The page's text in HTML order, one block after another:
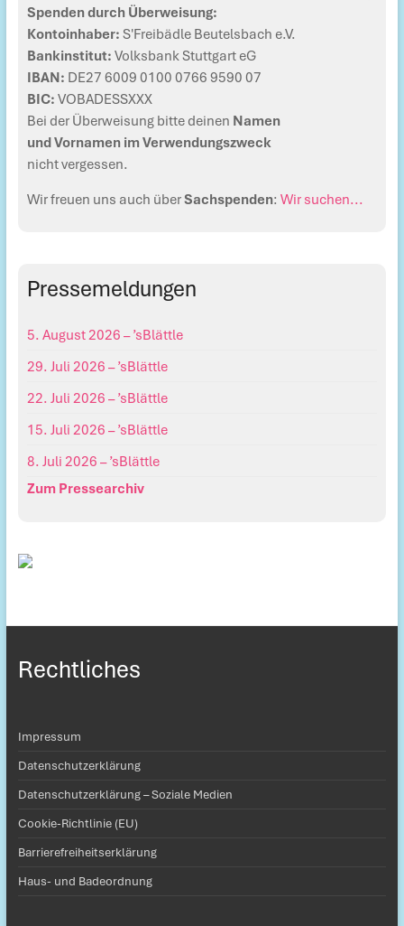
Spenden durch Überweisung:
Kontoinhaber: S'Freibädle Beutelsbach e.V.
Bankinstitut: Volksbank Stuttgart eG
IBAN: DE27 6009 0100 0766 9590 07
BIC:VOBADESSXXX
Bei der Überweisung bitte deinen Namen
und Vornamen im Verwendungszweck
nicht vergessen.
Wir freuen uns auch überSachspenden:Wir suchen...
Pressemeldungen
5. August 2026 – ’sBlättle
29. Juli 2026 – ’sBlättle
22. Juli 2026 – ’sBlättle
15. Juli 2026 – ’sBlättle
8. Juli 2026 – ’sBlättle
Zum Pressearchiv
Rechtliches
Impressum
Datenschutzerklärung
Datenschutzerklärung – Soziale Medien
Cookie-Richtlinie (EU)
Barrierefreiheitserklärung
Haus- und Badeordnung